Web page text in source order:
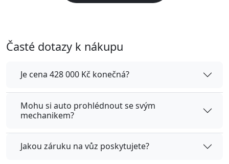
Časté dotazy k nákupu
Je cena 428 000 Kč konečná?
Mohu si auto prohlédnout se svým
mechanikem?
Jakou záruku na vůz poskytujete?